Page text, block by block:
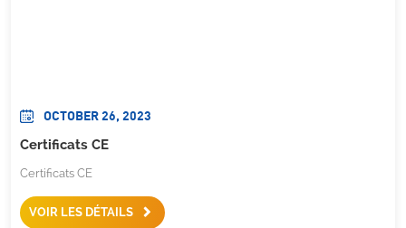
OCTOBER 26, 2023
Certificats CE
Certificats CE
VOIR LES DÉTAILS